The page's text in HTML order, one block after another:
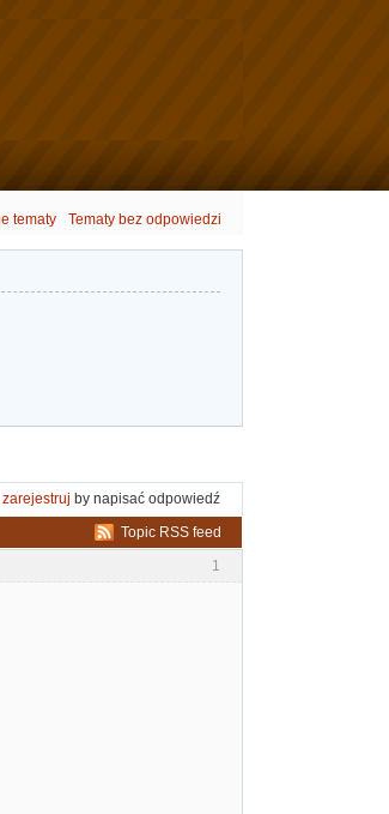
tematy Tematy bez odpowiedzi
zarejestruj by napisać odpowiedź
Topic RSS feed
1